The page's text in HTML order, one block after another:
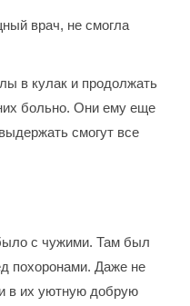
врач, не смогла
в кулак и продолжать
больно. Они ему еще
смогут все
с чужими. Там был
похоронами. Даже не
в их уютную добрую